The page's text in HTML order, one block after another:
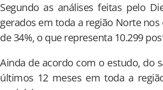
Segundo as análises feitas pelo
gerados em toda a região Norte
de 34%, o que representa 10.299
Ainda de acordo com o estudo, do
últimos 12 meses em toda a